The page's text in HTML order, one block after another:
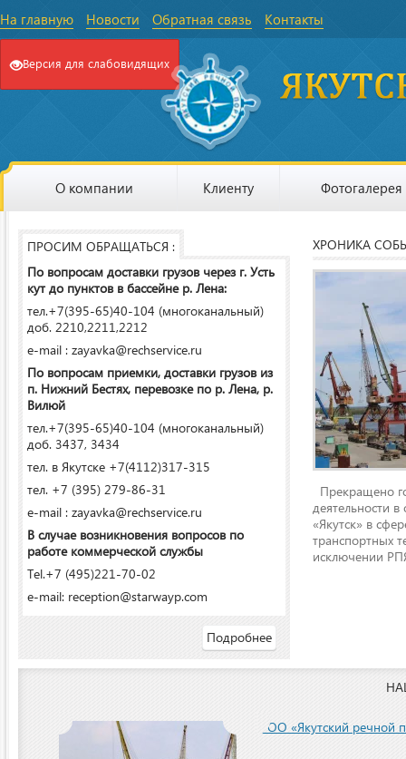
На главную Новости Обратная связь Контакты
Версия для слабовидящих
О компании Клиенту Фотогалерея
ПРОСИМ ОБРАЩАТЬСЯ :
По вопросам доставки грузов через г. Усть
кут до пунктов в бассейне р. Лена:
тел.+7(395-65)40-104 (многоканальный)
доб. 2210,2211,2212
e-mail : zayavka@rechservice.ru
По вопросам приемки, доставки грузов из
п. Нижний Бестях, перевозке по р. Лена, р.
Вилюй
тел.+7(395-65)40-104 (многоканальный)
доб. 3437, 3434
тел. в Якутске +7(4112)317-315
тел. +7 (395) 279-86-31
e-mail : zayavka@rechservice.ru
В случае возникновения вопросов по
работе коммерческой службы
Tel.+7 (495)221-70-02
e-mail: reception@starwayp.com
Подробнее
ХРОНИКА
Прекращено
деятельности
«Якутск» в
транспортных
исключении
ООО «Якутский речной